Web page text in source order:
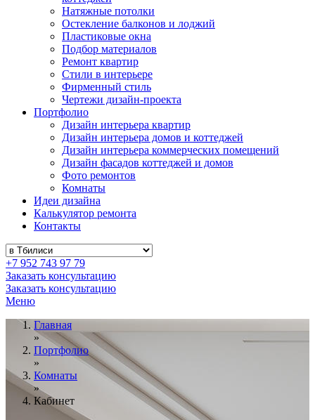
Натяжные потолки
Остекление балконов и лоджий
Пластиковые окна
Подбор материалов
Ремонт квартир
Стили в интерьере
Фирменный стиль
Чертежи дизайн-проекта
Портфолио
Дизайн интерьера квартир
Дизайн интерьера домов и коттеджей
Дизайн интерьера коммерческих помещений
Дизайн фасадов коттеджей и домов
Фото ремонтов
Комнаты
Идеи дизайна
Калькулятор ремонта
Контакты
+7 952 743 97 79
Заказать консультацию
Заказать консультацию
Меню
Главная
»
Портфолио
»
Комнаты
»
Кабинет